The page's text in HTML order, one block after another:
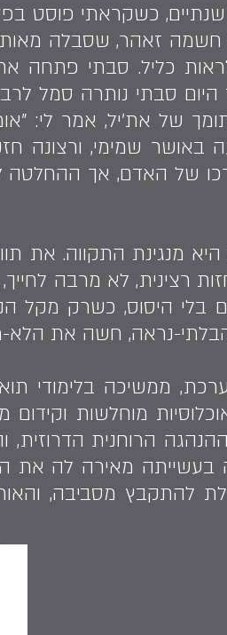
שנתיים, כשקראתי פוסט
זאהר, שסבלה
כליל. סבתי פתחה
סבתי נותרה סמל
של את'יל, אמר לי:
באושר שמימי, ורצונה
של האדם, אך ההחלטה
מנגינת התקווה. את
רצינית, לא מרבה
בלי היסוס, כשרק מקל
נראה, חשה את הלא-
ממשיכה בלימודי
מוחלשות
ההנהגה הרוחנית
בעשייתה מאירה לה את
להתקבץ מסביבה,